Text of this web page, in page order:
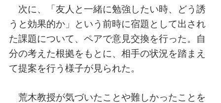
次に、「友人と一緒に勉強したい時、どう誘
うと効果的か」という前時に宿題として出され
た課題について、ペアで意見交換を行った。自
分の考えた根拠をもとに、相手の状況を踏まえ
て提案を行う様子が見られた。
荒木教授が気づいたことや難しかったことを